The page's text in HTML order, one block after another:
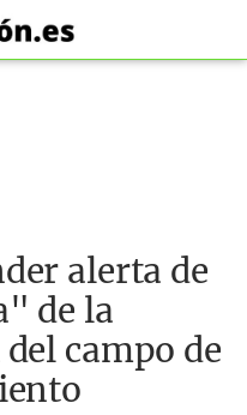
alerta de
de la
campo de